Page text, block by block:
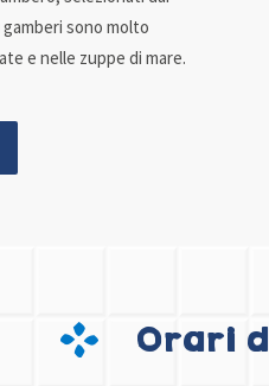
sono molto
e nelle zuppe di mare.
Orari